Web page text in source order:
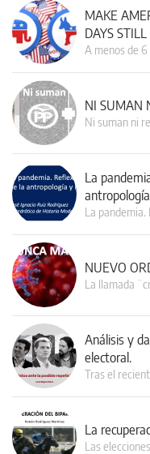
MAKE
DAYS
A menos de
NI SUMAN
Ni suman ni
La
La
NUEVO
La llamada
Análisis y
electoral.
Tras el
La
Las